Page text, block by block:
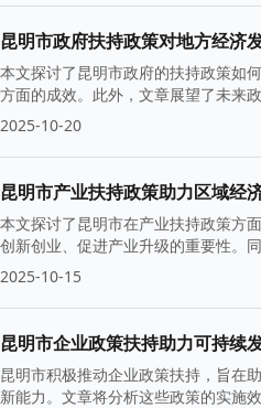
昆明市政府扶持政策对地方经济
本文探讨了昆明市政府的扶持政策如
方面的成效。此外，文章展望了未来
2025-10-20
昆明市产业扶持政策助力区域经
本文探讨了昆明市在产业扶持政策方
创新创业、促进产业升级的重要性。
2025-10-15
昆明市企业政策扶持助力可持续
昆明市积极推动企业政策扶持，旨在
新能力。文章将分析这些政策的实施